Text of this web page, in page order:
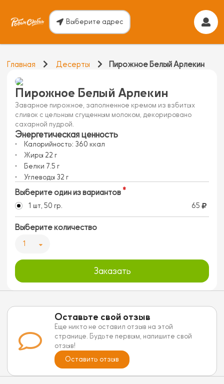
Выберите адрес
Главная Десерты Пирожное Белый Арлекин
Пирожное Белый Арлекин
Заварное пирожное, заполненное кремом из взбитых
сливок с цельным сгущенным молоком, декорировано
сахарной пудрой.
Энергетическая ценность
Калорийность: 360 ккал
Жиры 22 г
Белки 7.5 г
Углеводы 32 г
Выберите один из вариантов
1 шт, 50 гр. 65
Выберите количество
1
Заказать
Оставьте свой отзыв
Еще никто не оставил отзыв на этой
странице. Будьте первым, напишите свой
отзыв!
Оставить отзыв